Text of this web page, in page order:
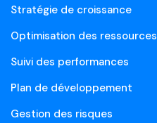
Stratégie de croissance
Optimisation des ressources
Suivi des performances
Plan de développement
Gestion des risques